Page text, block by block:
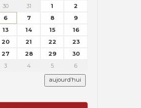
30 31 1
2
6 7 8
9
13 14 15
16
20 21 22
23
27 28 29
30
3 4 5 6
aujourd’hui